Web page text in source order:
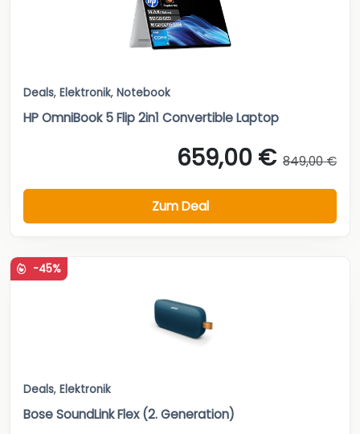
Deals, Elektronik, Notebook
HP OmniBook 5 Flip 2in1 Convertible Laptop
659,00 € 849,00 €
Zum Deal
-45%
Deals, Elektronik
Bose SoundLink Flex (2. Generation)